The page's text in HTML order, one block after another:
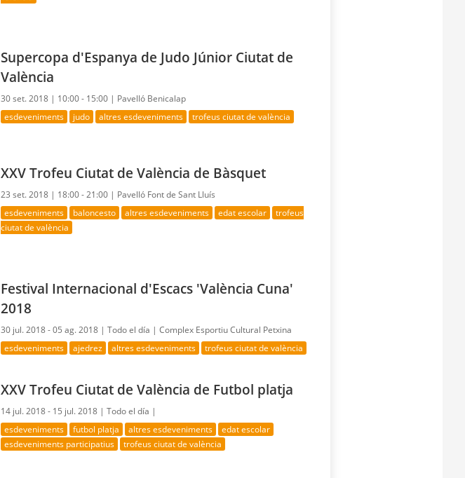
Supercopa d'Espanya de Judo Júnior Ciutat de
València
30 set. 2018 | 10:00 - 15:00 | Pavelló Benicalap
esdeveniments judo altres esdeveniments trofeus ciutat de valència
XXV Trofeu Ciutat de València de Bàsquet
23 set. 2018 | 18:00 - 21:00 | Pavelló Font de Sant Lluís
esdeveniments baloncesto altres esdeveniments edat escolar
trofeus
ciutat de valència
Festival Internacional d'Escacs 'València Cuna'
2018
30 jul. 2018 - 05 ag. 2018 |Todo el día |Complex Esportiu Cultural Petxina
esdeveniments ajedrez altres esdeveniments trofeus ciutat de valència
XXV Trofeu Ciutat de València de Futbol platja
14 jul. 2018 - 15 jul. 2018 |Todo el día |
esdeveniments futbol platja altres esdeveniments
edat escolar
esdeveniments participatius
trofeus ciutat de valència